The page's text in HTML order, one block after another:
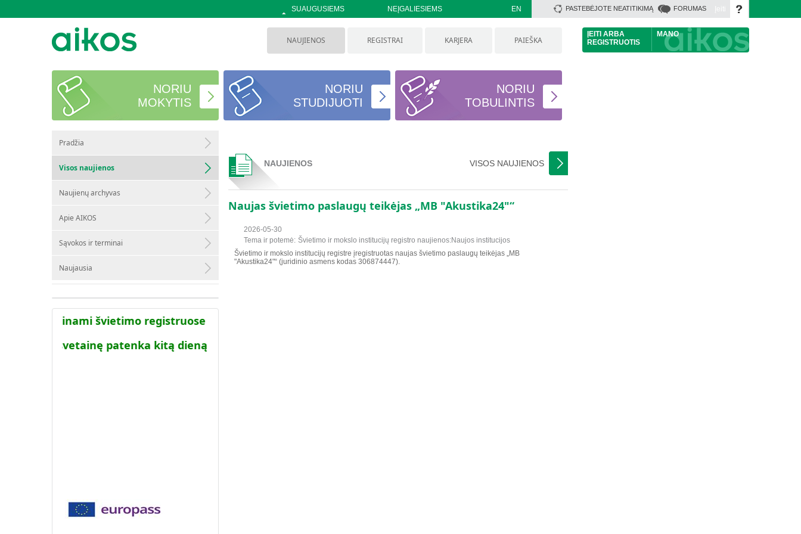
SUAUGUSIEMS NEĮGALIESIEMS EN PASTEBĖJOTE NEATITIKIMĄ FORUMAS Įeiti
ĮEITI ARBA
REGISTRUOTIS
MANO
NAUJIENOS REGISTRAI KARJERA PAIEŠKA
NORIU
MOKYTIS
NORIU
STUDIJUOTI
NORIU
TOBULINTIS
Pradžia
Visos naujienos
Naujienų archyvas
Apie AIKOS
Sąvokos ir terminai
Naujausia
viešinami švietimo registruose turimi duomenys
į AIKOS svetainę patenka kitą dieną po to kai ši informacija patenka į atitinkamus registrus
NAUJIENOS VISOS NAUJIENOS
Naujas švietimo paslaugų teikėjas „MB "Akustika24"“
2026-05-30
Tema ir potemė: Švietimo ir mokslo institucijų registro naujienos:Naujos institucijos
Švietimo ir mokslo institucijų registre įregistruotas naujas švietimo paslaugų teikėjas „MB
"Akustika24"“ (juridinio asmens kodas 306874447).